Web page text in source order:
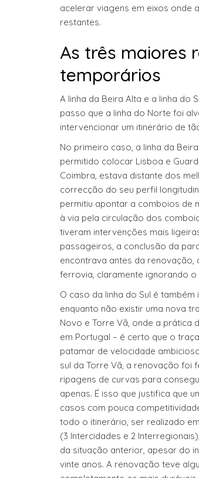
acelerar viagens em eixos onde
restantes.
As três maiores
temporários
A linha da Beira Alta e a linha
passo que a linha do Norte foi
intervencionar um itinerário de
No primeiro caso, a linha da
permitido colocar Lisboa e
Coimbra, estava distante dos
correcção do seu perfil
permitiu apontar a comboios de
à via pela circulação dos
tiveram intervenções mais
passageiros, a conclusão da
encontrava antes da
ferrovia, claramente ignorando
O caso da linha do Sul é
enquanto não existir uma nova
Novo e Torre Vã, onde a prática
em Portugal – é certo que o
patamar de velocidade
sul da Torre Vã, a renovação foi
ripagens de curvas para
apenas. É isso que justifica que
casos com pouca
todo o itinerário, ser realizado
(3 Intercidades e 2
da situação anterior, apesar do
vinte anos. A renovação teve